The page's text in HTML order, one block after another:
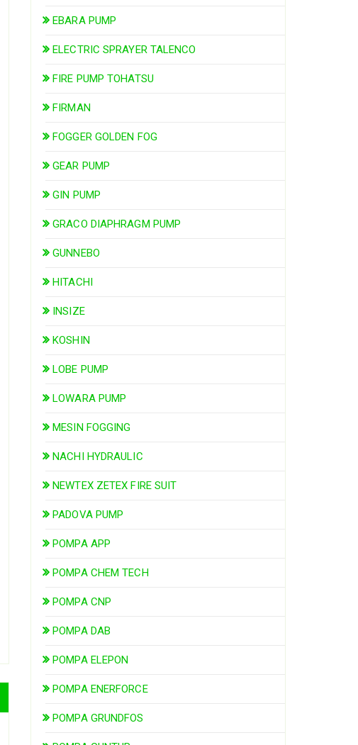
EBARA PUMP
ELECTRIC SPRAYER TALENCO
FIRE PUMP TOHATSU
FIRMAN
FOGGER GOLDEN FOG
GEAR PUMP
GIN PUMP
GRACO DIAPHRAGM PUMP
GUNNEBO
HITACHI
INSIZE
KOSHIN
LOBE PUMP
LOWARA PUMP
MESIN FOGGING
NACHI HYDRAULIC
NEWTEX ZETEX FIRE SUIT
PADOVA PUMP
POMPA APP
POMPA CHEM TECH
POMPA CNP
POMPA DAB
POMPA ELEPON
POMPA ENERFORCE
POMPA GRUNDFOS